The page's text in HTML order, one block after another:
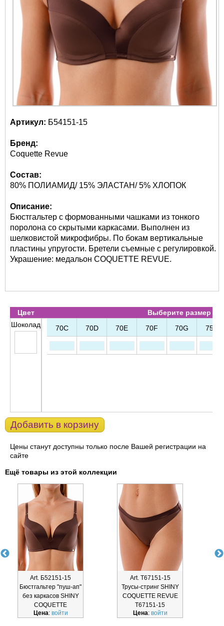
Артикул: Б54151-15
Бренд:
Coquette Revue
Состав:
80% ПОЛИАМИД/ 15% ЭЛАСТАН/ 5% ХЛОПОК
Описание:
Бюстгальтер с формованными чашками из тонкого
поролона со скрытыми каркасами. Выполнен из
шелковистой микрофибры. По бокам вертикальные
пластины упругости. Бретели съемные с регулировкой.
Украшение: медальон COQUETTE REVUE.
Цвет
Выберите размер и
Шоколад
70C 70D 70E 70F 70G 75B
Добавить в корзину
Цены станут доступны только после Вашей регистрации на
сайте
Ещё товары из этой коллекции
Art. Б52151-15
Бюстгальтер "пуш-ап"
без каркасов SHINY
COQUETTE
Цена: войти
Art. Т67151-15
Трусы-стринг SHINY
COQUETTE REVUE
Т67151-15
Цена: войти